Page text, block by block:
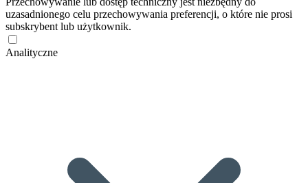
uzasadnionego celu przechowywania preferencji, o które nie prosi
subskrybent lub użytkownik.
Analityczne